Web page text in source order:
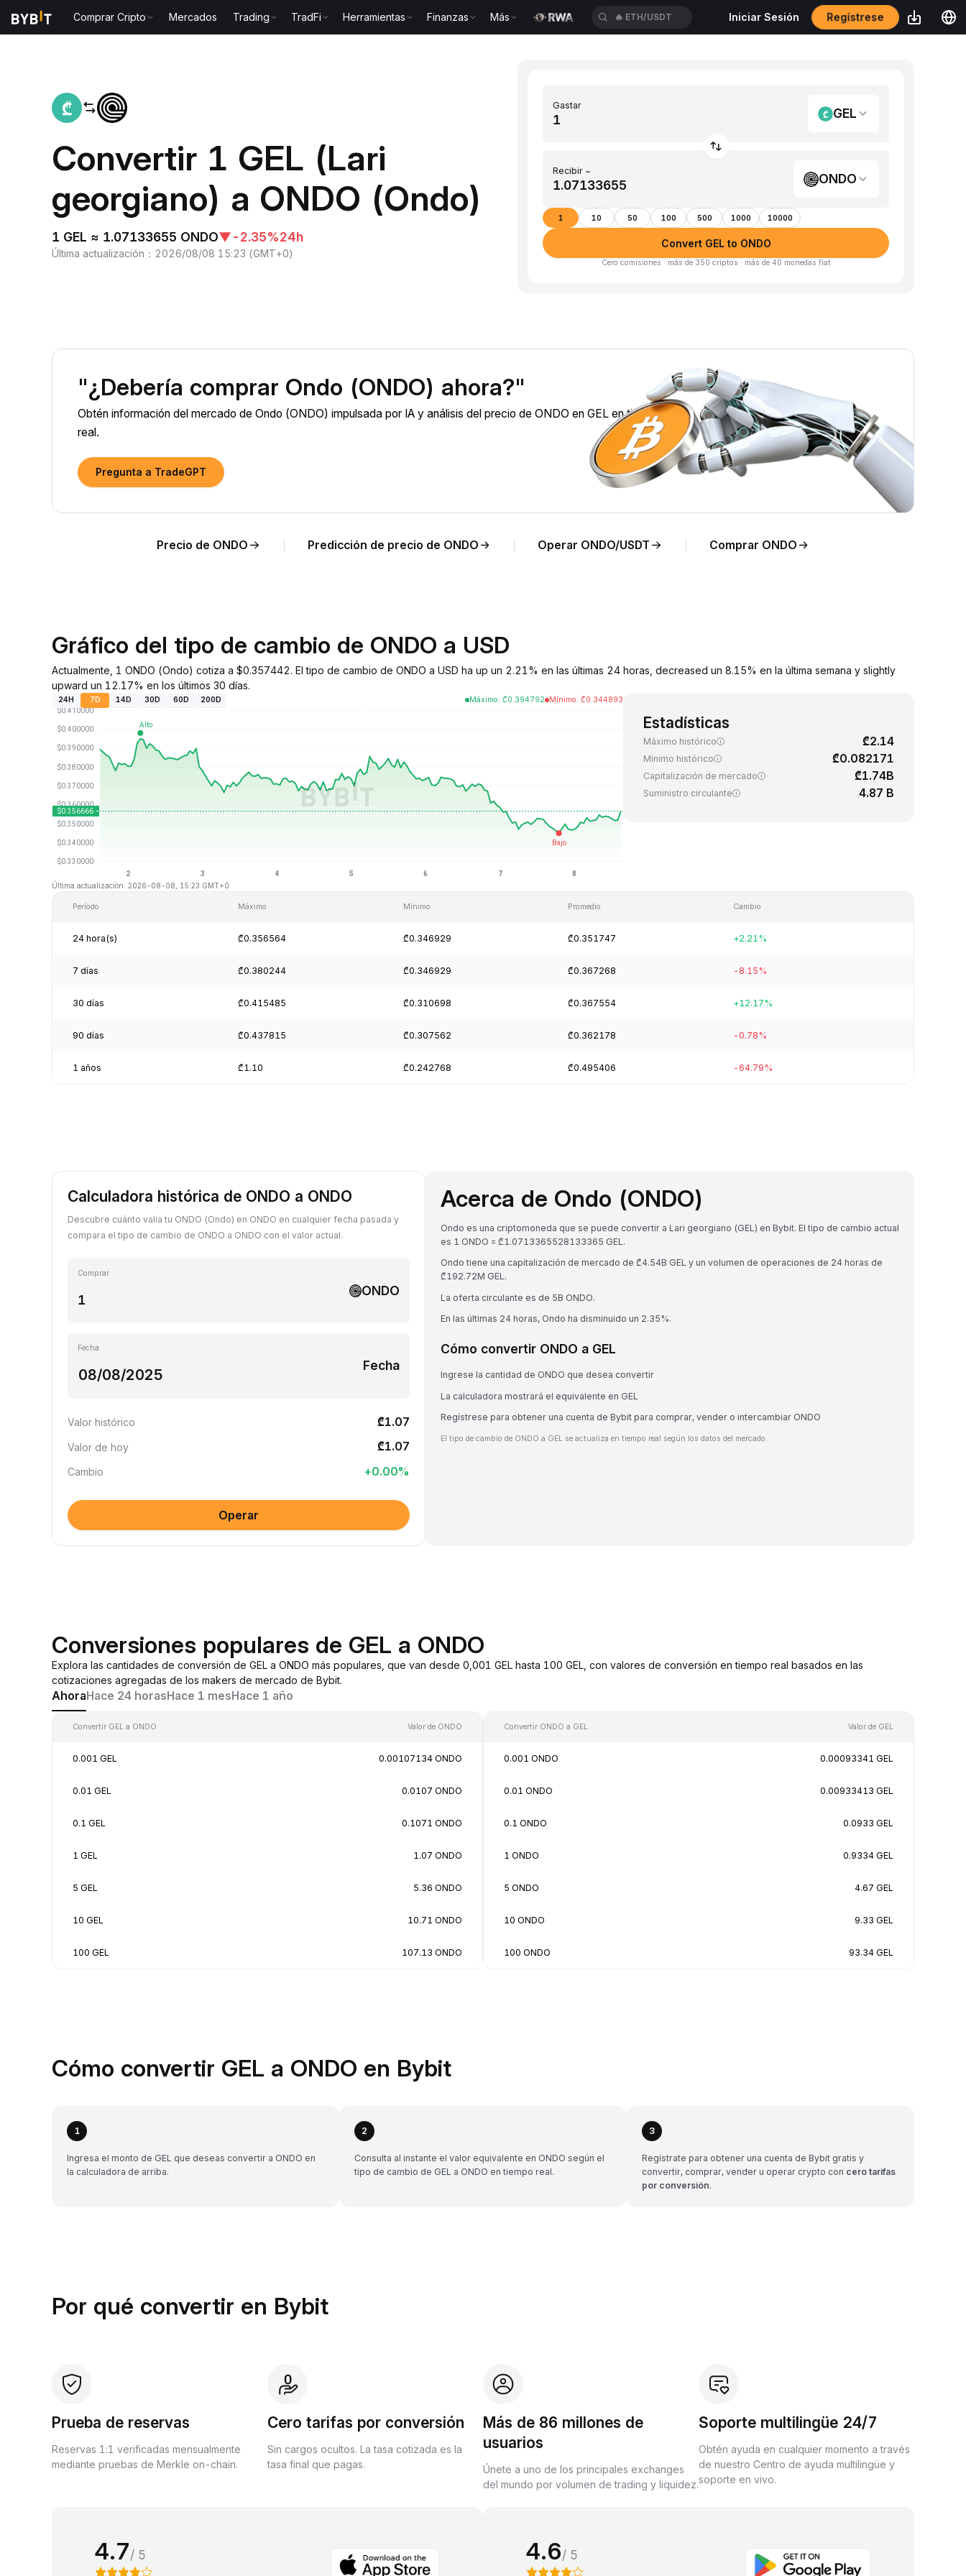
Comprar Cripto Mercados Trading TradFi Herramientas Finanzas Más 🔥 ETH/USDT Iniciar Sesión Regístrese
Convertir 1 GEL (Lari
georgiano) a ONDO (Ondo)
1 GEL ≈ 1.07133655 ONDO▼-2.35%24h
Última actualización ： 2026/08/08 15:23 (GMT+0)
Gastar
GEL
Recibir ~
ONDO
1 10 50 100 500 1000 10000
Convert GEL to ONDO
Cero comisiones · más de 350 criptos · más de 40 monedas fiat
"¿Debería comprar Ondo (ONDO) ahora?"
Obtén información del mercado de Ondo (ONDO) impulsada por IA y análisis del precio de ONDO en GEL en tiempo
real.
Pregunta a TradeGPT
Precio de ONDO Predicción de precio de ONDO Operar ONDO/USDT Comprar ONDO
Gráfico del tipo de cambio de ONDO a USD
Actualmente, 1 ONDO (Ondo) cotiza a $0.357442. El tipo de cambio de ONDO a USD ha up un 2.21% en las últimas 24 horas, decreased un 8.15% en la última semana y slightly
upward un 12.17% en los últimos 30 días.
24H 7D 14D 30D 60D 200D Máximo: ₾0.394792 Mínimo: ₾0.344893
Última actualización: 2026-08-08, 15:23 GMT+0
Estadísticas
Máximo histórico ₾2.14
Mínimo histórico ₾0.082171
Capitalización de mercado ₾1.74B
Suministro circulante 4.87 B
Período Máximo Mínimo Promedio Cambio
24 hora(s) ₾0.356564 ₾0.346929 ₾0.351747 +2.21%
7 días ₾0.380244 ₾0.346929 ₾0.367268 -8.15%
30 días ₾0.415485 ₾0.310698 ₾0.367554 +12.17%
90 días ₾0.437815 ₾0.307562 ₾0.362178 -0.78%
1 años ₾1.10 ₾0.242768 ₾0.495406 -64.79%
Calculadora histórica de ONDO a ONDO
Descubre cuánto valía tu ONDO (Ondo) en ONDO en cualquier fecha pasada y
compara el tipo de cambio de ONDO a ONDO con el valor actual.
Comprar
ONDO
Fecha
Fecha
Valor histórico ₾1.07
Valor de hoy ₾1.07
Cambio +0.00%
Operar
Acerca de Ondo (ONDO)
Ondo es una criptomoneda que se puede convertir a Lari georgiano (GEL) en Bybit. El tipo de cambio actual
es 1 ONDO = ₾1.0713365528133365 GEL.
Ondo tiene una capitalización de mercado de ₾4.54B GEL y un volumen de operaciones de 24 horas de
₾192.72M GEL.
La oferta circulante es de 5B ONDO.
En las últimas 24 horas, Ondo ha disminuido un 2.35%.
Cómo convertir ONDO a GEL
Ingrese la cantidad de ONDO que desea convertir
La calculadora mostrará el equivalente en GEL
Regístrese para obtener una cuenta de Bybit para comprar, vender o intercambiar ONDO
El tipo de cambio de ONDO a GEL se actualiza en tiempo real según los datos del mercado.
Conversiones populares de GEL a ONDO
Explora las cantidades de conversión de GEL a ONDO más populares, que van desde 0,001 GEL hasta 100 GEL, con valores de conversión en tiempo real basados en las
cotizaciones agregadas de los makers de mercado de Bybit.
AhoraHace 24 horasHace 1 mesHace 1 año
Convertir GEL a ONDO Valor de ONDO
0.001 GEL 0.00107134 ONDO
0.01 GEL 0.0107 ONDO
0.1 GEL 0.1071 ONDO
1 GEL 1.07 ONDO
5 GEL 5.36 ONDO
10 GEL 10.71 ONDO
100 GEL 107.13 ONDO
Convertir ONDO a GEL Valor de GEL
0.001 ONDO 0.00093341 GEL
0.01 ONDO 0.00933413 GEL
0.1 ONDO 0.0933 GEL
1 ONDO 0.9334 GEL
5 ONDO 4.67 GEL
10 ONDO 9.33 GEL
100 ONDO 93.34 GEL
Cómo convertir GEL a ONDO en Bybit
1
Ingresa el monto de GEL que deseas convertir a ONDO en
la calculadora de arriba.
2
Consulta al instante el valor equivalente en ONDO según el
tipo de cambio de GEL a ONDO en tiempo real.
3
Regístrate para obtener una cuenta de Bybit gratis y
convertir, comprar, vender u operar crypto con cero tarifas
por conversión.
Por qué convertir en Bybit
Prueba de reservas
Reservas 1:1 verificadas mensualmente
mediante pruebas de Merkle on-chain.
Cero tarifas por conversión
Sin cargos ocultos. La tasa cotizada es la
tasa final que pagas.
Más de 86 millones de
usuarios
Únete a uno de los principales exchanges
del mundo por volumen de trading y liquidez.
Soporte multilingüe 24/7
Obtén ayuda en cualquier momento a través
de nuestro Centro de ayuda multilingüe y
soporte en vivo.
4.7/ 5 4.6/ 5